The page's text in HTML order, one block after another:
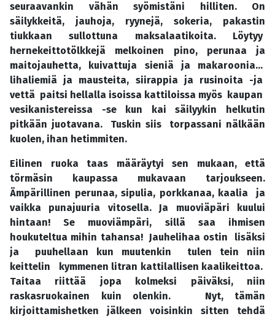
seuraavankin vähän syömistäni hilliten. On
säilykkeitä, jauhoja, ryynejä, sokeria, pakastin
tiukkaan sullottuna maksalaatikoita. Löytyy
hernekeittotölkkejä melkoinen pino, perunaa ja
maitojauhetta, kuivattuja sieniä ja makaroonia...
lihaliemiä ja mausteita, siirappia ja rusinoita -ja
vettä paitsi hellalla isoissa kattiloissa myös kaupan
vesikanistereissa -se kun kai säilyykin helkutin
pitkään juotavana. Tuskin siis torpassani nälkään
kuolen, ihan hetimmiten.
Eilinen ruoka taas määräytyi sen mukaan, että
törmäsin kaupassa mukavaan tarjoukseen.
Ämpärillinen perunaa, sipulia, porkkanaa, kaalia ja
vaikka punajuuria vitosella. Ja muoviäpäri kuului
hintaan! Se muoviämpäri, sillä saa ihmisen
houkuteltua mihin tahansa! Jauhelihaa ostin lisäksi
ja puuhellaan kun muutenkin tulen tein niin
keittelin kymmenen litran kattilallisen kaalikeittoa.
Taitaa riittää jopa kolmeksi päiväksi, niin
raskasruokainen kuin olenkin. Nyt, tämän
kirjoittamishetken jälkeen voisinkin sitten tehdä